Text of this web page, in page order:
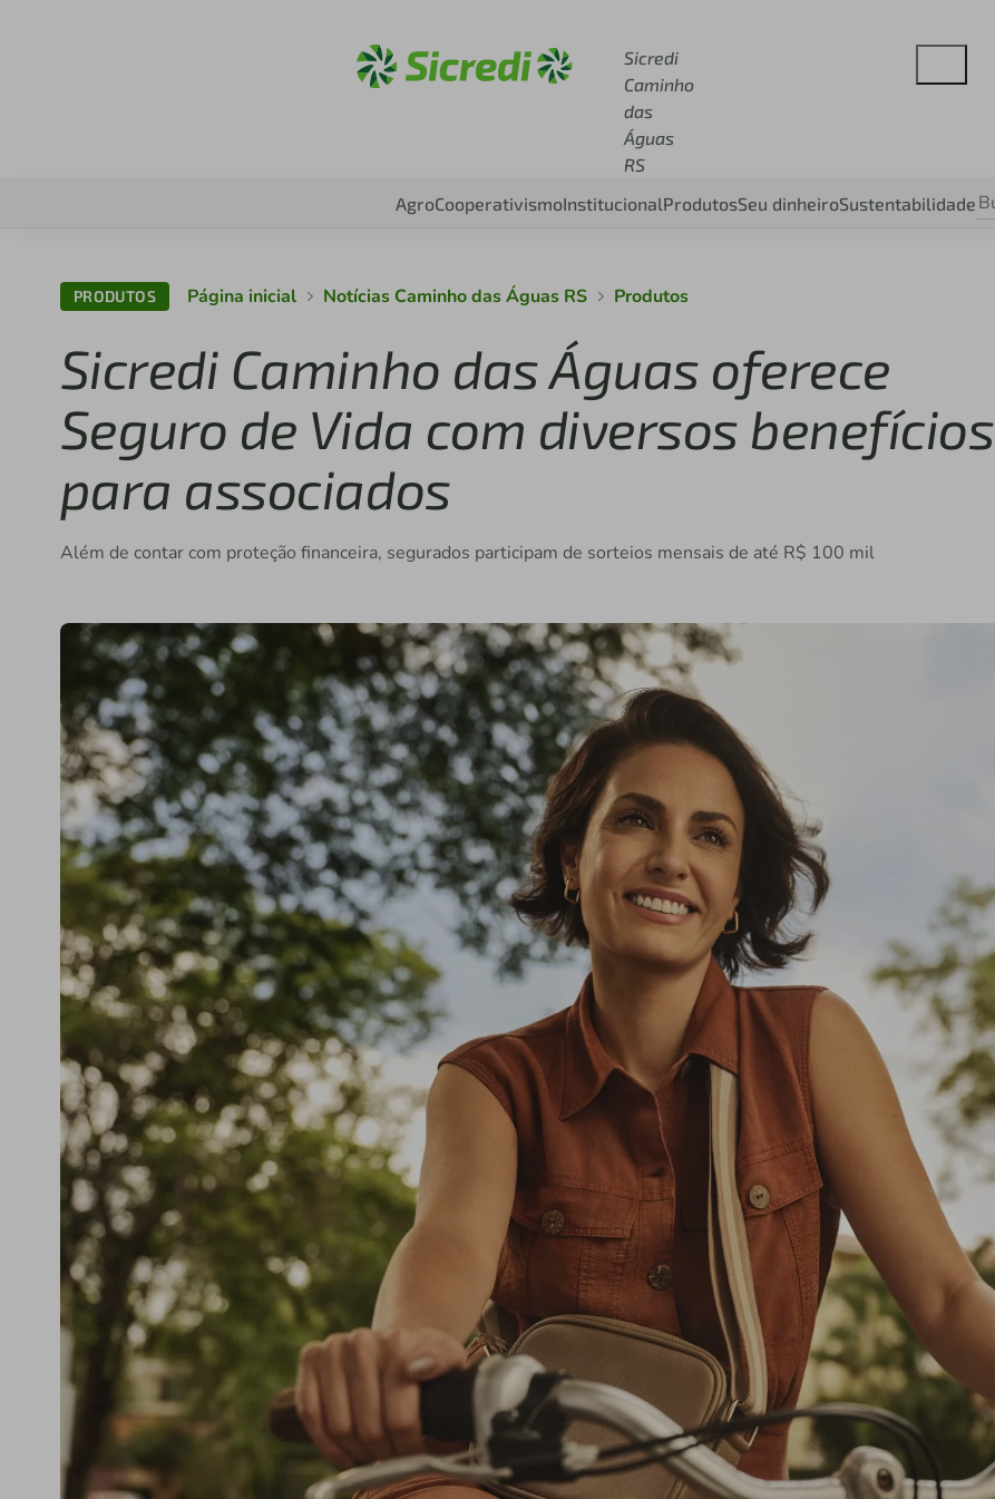
Sicredi
Caminho
das
Águas
RS
AgroCooperativismoInstitucionalProdutosSeu dinheiroSustentabilidade
PRODUTOS Página inicial Notícias Caminho das Águas RS Produtos
Sicredi Caminho das Águas oferece
Seguro de Vida com diversos benefícios
para associados
Além de contar com proteção financeira, segurados participam de sorteios mensais de até R$ 100 mil